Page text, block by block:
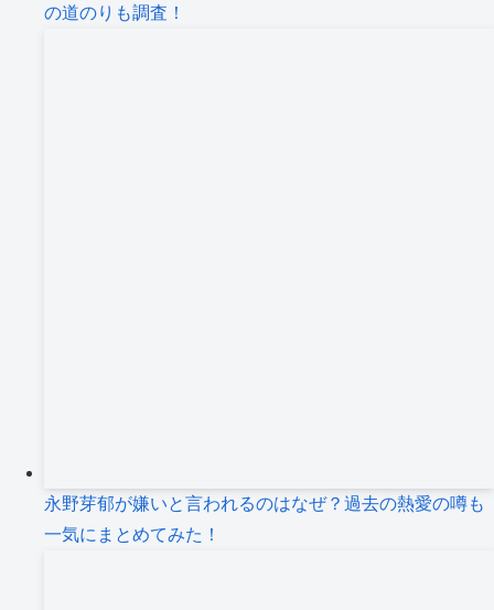
の道のりも調査！
永野芽郁が嫌いと言われるのはなぜ？過去の熱愛の噂も
一気にまとめてみた！